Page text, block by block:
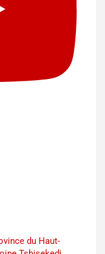
du Haut-